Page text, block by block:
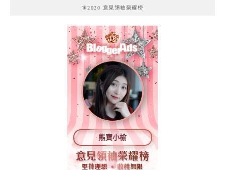
🧚2020 意見領袖榮耀榜
熊寶小榆